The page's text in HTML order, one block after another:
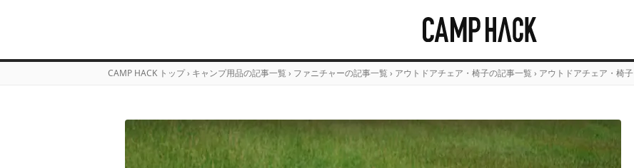
CAMP HACK トップ › キャンプ用品の記事一覧 › ファニチャーの記事一覧 › アウトドアチェア・椅子の記事一覧 › アウトドアチェア・椅子